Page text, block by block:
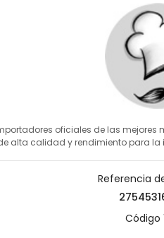
oficiales de las
alta calidad y rendimiento para
Referencia
Código